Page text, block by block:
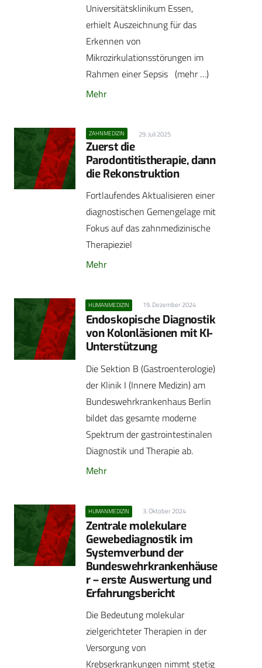
Universitätsklinikum Essen,
erhielt Auszeichnung für das
Erkennen von
Mikrozirkulationsstörungen im
Rahmen einer Sepsis (mehr …)
Mehr
ZAHNMEDIZIN 29. Juli 2025
Zuerst die
Parodontitistherapie, dann
die Rekonstruktion
Fortlaufendes Aktualisieren einer
diagnostischen Gemengelage mit
Fokus auf das zahnmedizinische
Therapieziel
Mehr
HUMANMEDIZIN 19. Dezember 2024
Endoskopische Diagnostik
von Kolonläsionen mit KI-
Unterstützung
Die Sektion B (Gastroenterologie)
der Klinik I (Innere Medizin) am
Bundeswehrkrankenhaus Berlin
bildet das gesamte moderne
Spektrum der gastrointestinalen
Diagnostik und Therapie ab.
Mehr
HUMANMEDIZIN 3. Oktober 2024
Zentrale molekulare
Gewebediagnostik im
Systemverbund der
Bundeswehrkrankenhäuse
r – erste Auswertung und
Erfahrungsbericht
Die Bedeutung molekular
zielgerichteter Therapien in der
Versorgung von
Krebserkrankungen nimmt stetig